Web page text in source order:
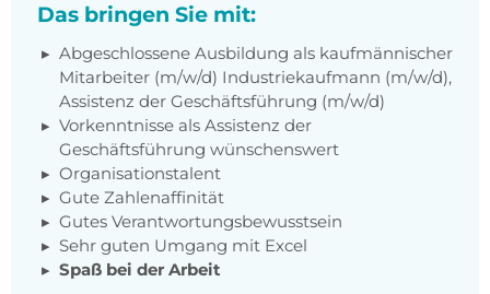
Das bringen Sie mit:
Abgeschlossene Ausbildung als kaufmännischer
Mitarbeiter (m/w/d) Industriekaufmann (m/w/d),
Assistenz der Geschäftsführung (m/w/d)
Vorkenntnisse als Assistenz der
Geschäftsführung wünschenswert
Organisationstalent
Gute Zahlenaffinität
Gutes Verantwortungsbewusstsein
Sehr guten Umgang mit Excel
Spaß bei der Arbeit